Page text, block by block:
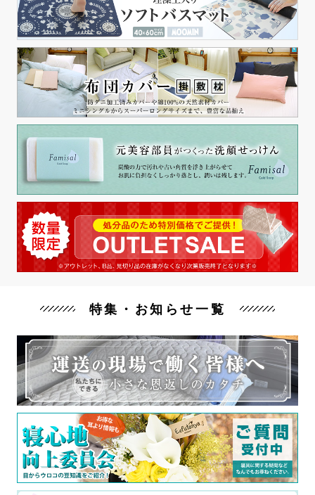
特集・お知らせ一覧